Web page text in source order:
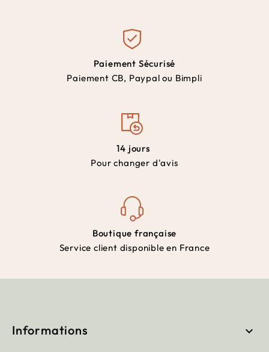
Paiement Sécurisé
Paiement CB, Paypal ou Bimpli
14 jours
Pour changer d'avis
Boutique française
Service client disponible en France
Informations 